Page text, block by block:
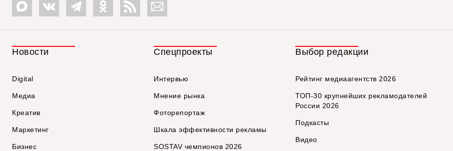
Новости
Digital
Медиа
Креатив
Маркетинг
Бизнес
Спецпроекты
Интервью
Мнение рынка
Фоторепортаж
Шкала эффективности рекламы
SOSTAV чемпионов 2026
Выбор редакции
Рейтинг медиаагентств 2026
ТОП-30 крупнейших рекламодателей
России 2026
Подкасты
Видео